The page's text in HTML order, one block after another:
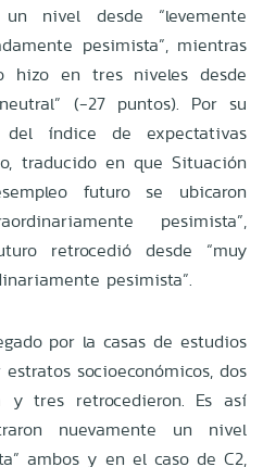
nivel desde “levemente
pesimista”, mientras
hizo en tres niveles desde
(-27 puntos). Por su
del índice de expectativas
traducido en que Situación
futuro se ubicaron
pesimista”,
retrocedió desde “muy
pesimista”.
por la casas de estudios
socioeconómicos, dos
y tres retrocedieron. Es así
nuevamente un nivel
ambos y en el caso de C2,